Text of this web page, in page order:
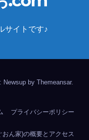
サイトです♪
Newsup by Themeansar.
プライバシーポリシー
おん家)の概要とアクセス